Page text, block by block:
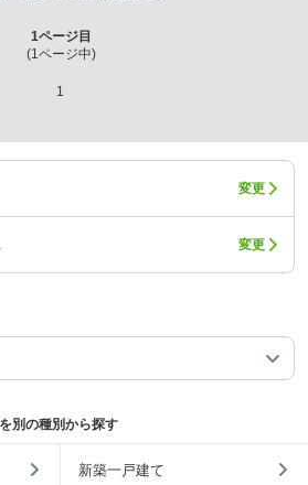
1ページ目
(1ページ中)
1
変更
変更
別の種別から探す
新築一戸建て